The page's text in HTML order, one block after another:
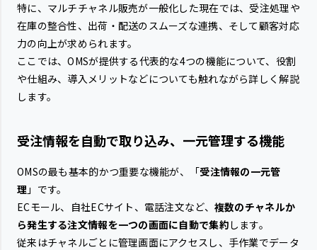
特に、マルチチャネル販売が一般化した現在では、受注処理や
在庫の整合性、出荷・配送のスムーズな連携、そして顧客対応
力の向上が求められます。
ここでは、OMSが提供する代表的な4つの機能について、役割
や仕組み、導入メリットなどについても触れながら詳しく解説
します。
受注情報を自動で取り込み、一元管理する機能
OMSの最も基本的かつ重要な機能が、「受注情報の一元管
理 」です。
ECモール、自社ECサイト、電話注文など、 複数のチャネルか
ら発生する注文情報を一つの画面に自動で集約 します。
従来はチャネルごとに管理画面にアクセスし、手作業でデータ